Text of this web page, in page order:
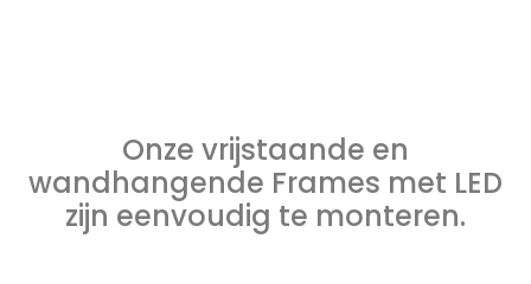
Onze vrijstaande en
wandhangende Frames met LED
zijn eenvoudig te monteren.